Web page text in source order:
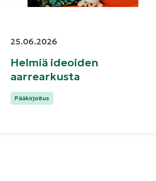
Helmiä ideoiden
aarrearkusta
Julkaistu:
25.06.2026
Kategoriat:
Pääkirjoitus